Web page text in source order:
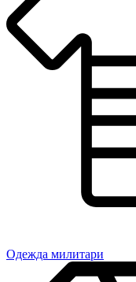
Одежда милитари